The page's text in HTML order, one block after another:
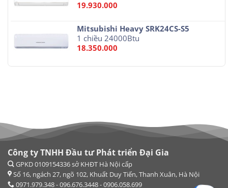
19.930.000
Mitsubishi Heavy SRK24CS-S5
1 chiều 24000Btu
18.350.000
Công ty TNHH Đầu tư Phát triển Đại Gia